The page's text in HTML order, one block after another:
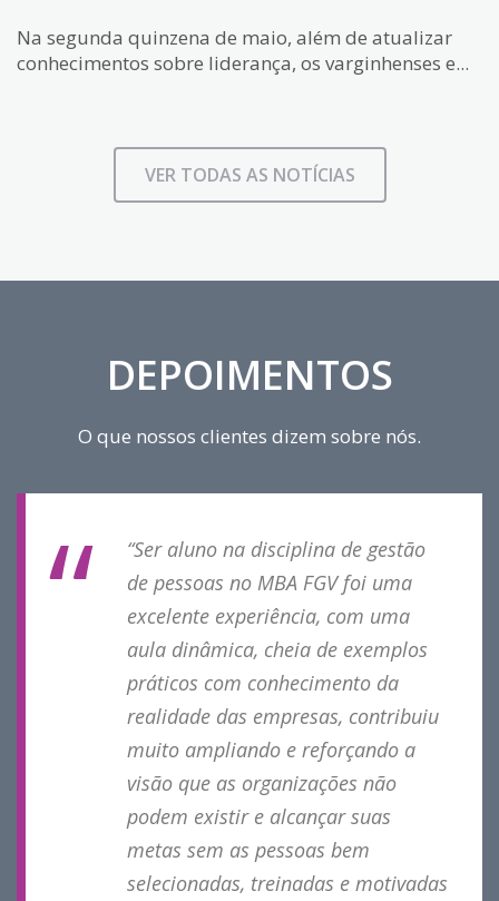
Na segunda quinzena de maio, além de atualizar
conhecimentos sobre liderança, os varginhenses e...
VER TODAS AS NOTÍCIAS
DEPOIMENTOS
O que nossos clientes dizem sobre nós.
“Ser aluno na disciplina de gestão
de pessoas no MBA FGV foi uma
excelente experiência, com uma
aula dinâmica, cheia de exemplos
práticos com conhecimento da
realidade das empresas, contribuiu
muito ampliando e reforçando a
visão que as organizações não
podem existir e alcançar suas
metas sem as pessoas bem
selecionadas, treinadas e motivadas